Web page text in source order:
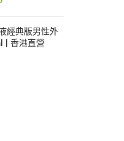
範
圍：
經典版男性外
| 香港直營